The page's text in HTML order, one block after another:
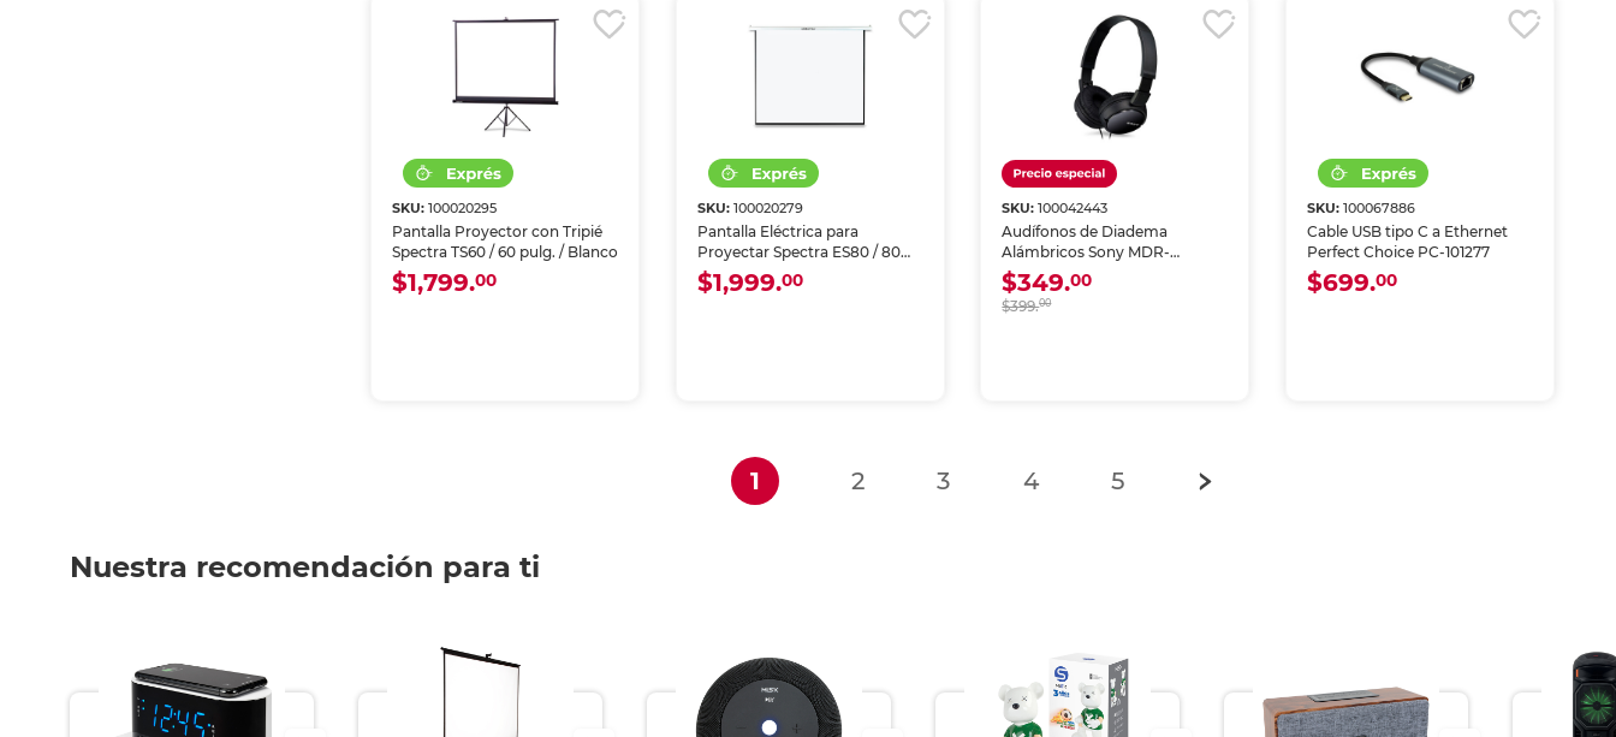
SKU:100020295
Pantalla Proyector con Tripié
Spectra TS60 / 60 pulg. / Blanco
$1,799.00
SKU: 100020279
Pantalla Eléctrica para
Proyectar Spectra ES80 / 80
pulg. / Blanco
$1,999.00
SKU:100042443
Audífonos de Diadema
Alámbricos Sony MDR-
ZX110AP con Micrófono Negro
$349.00
$399.00
SKU: 100067886
Cable USB tipo C a Ethernet
Perfect Choice PC-101277
$699.00
1(current)
2 3 4 5
Nuestra recomendación para ti